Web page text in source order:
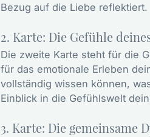
Bezug auf die Liebe reflektiert.
2. Karte: Die Gefühle
Die zweite Karte steht für die
für das emotionale Erleben
vollständig wissen können,
Einblick in die Gefühlswelt
3. Karte: Die gemeinsame